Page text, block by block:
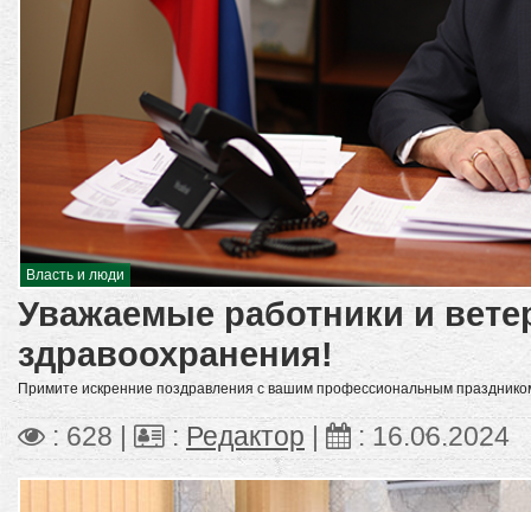
Власть и люди
Уважаемые работники и
здравоохранения!
Примите искренние поздравления с вашим профессиональным
: 628 | : Редактор : 16.06.2024